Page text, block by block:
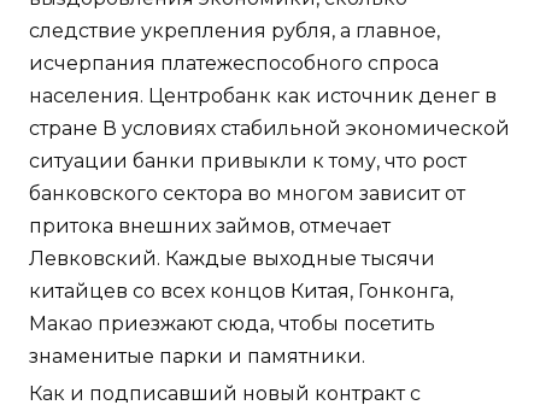
следствие укрепления рубля, а главное,
исчерпания платежеспособного спроса
населения. Центробанк как источник денег в
стране В условиях стабильной экономической
ситуации банки привыкли к тому, что рост
банковского сектора во многом зависит от
притока внешних займов, отмечает
Левковский. Каждые выходные тысячи
китайцев со всех концов Китая, Гонконга,
Макао приезжают сюда, чтобы посетить
знаменитые парки и памятники.
Как и подписавший новый контракт с